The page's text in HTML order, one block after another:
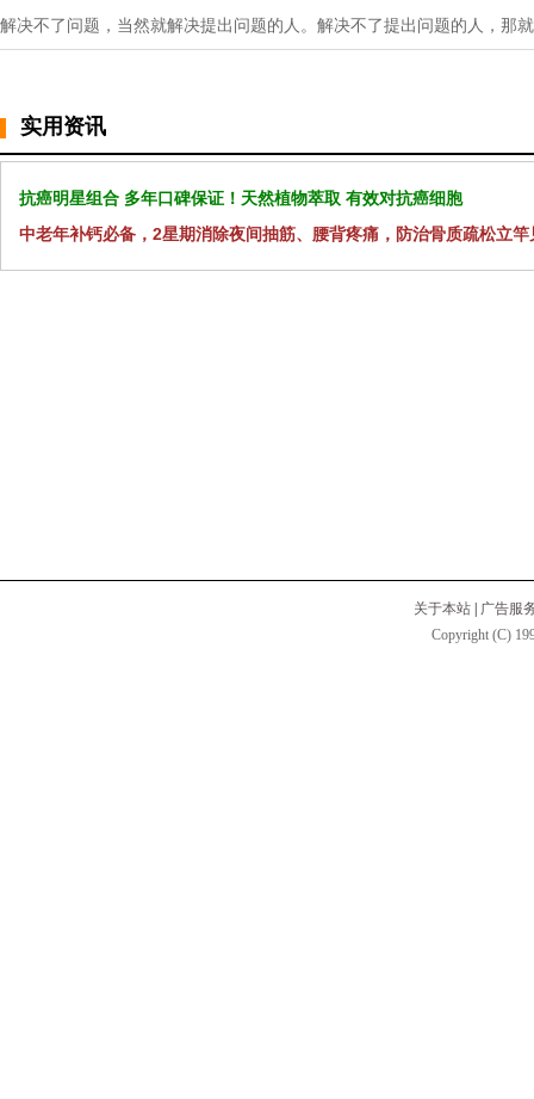
解决不了问题，当然就解决提出问题的人。解决不了提出问题的人，那
实用资讯
抗癌明星组合 多年口碑保证！天然植物萃取 有效对抗癌细胞
中老年补钙必备，2星期消除夜间抽筋、腰背疼痛，防治骨质疏松立竿
关于本站
广告服
Copyright (C)